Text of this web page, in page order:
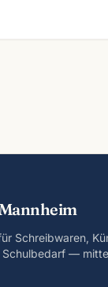
Schreibwaren,
—